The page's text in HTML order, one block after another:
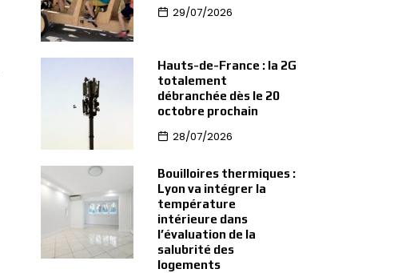
29/07/2026
Hauts-de-France : la 2G
totalement
débranchée dès le 20
octobre prochain
28/07/2026
Bouilloires thermiques :
Lyon va intégrer la
température
intérieure dans
l’évaluation de la
salubrité des
logements